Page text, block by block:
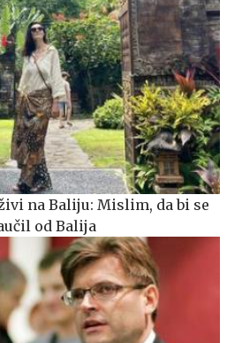
na Baliju: Mislim, da bi se
od Balija